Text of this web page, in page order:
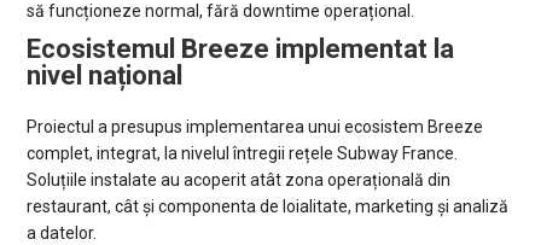
să funcționeze normal, fără downtime operațional.
Ecosistemul Breeze implementat la
nivel național
Proiectul a presupus implementarea unui ecosistem Breeze
complet, integrat, la nivelul întregii rețele Subway France.
Soluțiile instalate au acoperit atât zona operațională din
restaurant, cât și componenta de loialitate, marketing și analiză
a datelor.